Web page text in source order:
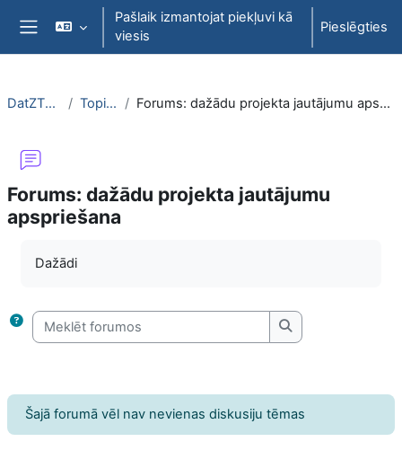
Atvērt galveno saturu
Sānu panelis
Pašlaik izmantojat piekļuvi kā
viesis
Pieslēgties
DatZT007 Topic 3 Forums: dažādu projekta jautājumu apspriešana
Forums: dažādu projekta jautājumu
apspriešana
Dažādi
Meklēt forumos
Meklēt forumos
Šajā forumā vēl nav nevienas diskusiju tēmas